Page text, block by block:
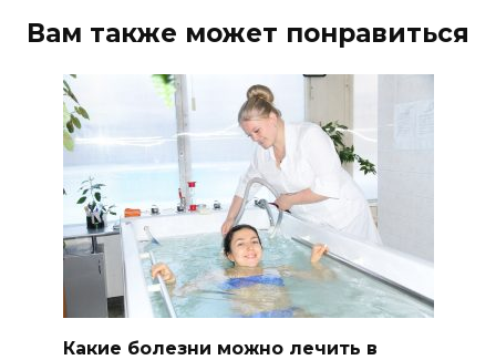
Вам также может понравиться
Какие болезни можно лечить в